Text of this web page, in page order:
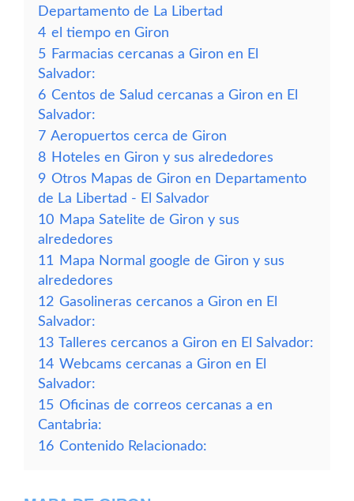
Departamento de La Libertad
4 el tiempo en Giron
5 Farmacias cercanas a Giron en El
Salvador:
6 Centos de Salud cercanas a Giron en El
Salvador:
7 Aeropuertos cerca de Giron
8 Hoteles en Giron y sus alrededores
9 Otros Mapas de Giron en Departamento
de La Libertad - El Salvador
10 Mapa Satelite de Giron y sus
alrededores
11
Mapa Normal google de Giron y sus
alrededores
12 Gasolineras cercanos a Giron en El
Salvador:
13 Talleres cercanos a Giron en El Salvador:
14 Webcams cercanas a Giron en El
Salvador:
15 Oficinas de correos cercanas a en
Cantabria:
16 Contenido Relacionado: